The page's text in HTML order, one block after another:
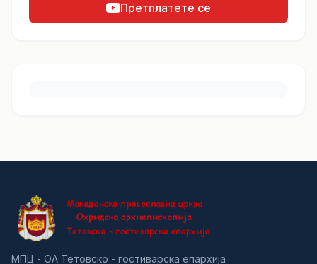
Претплатете се
МПЦ - ОА Тетовско - гостиварска епархија